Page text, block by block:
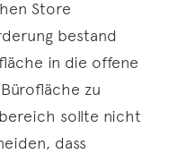
Store
bestand
in die offene
zu
sollte nicht
dass